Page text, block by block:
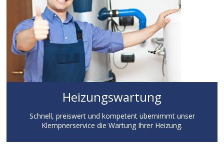
Heizungswartung
Schnell, preiswert und kompetent übernimmt unser
Klempnerservice die Wartung Ihrer Heizung.